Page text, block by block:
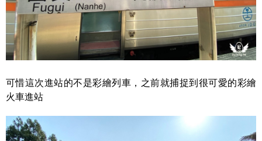
可惜這次進站的不是彩繪列車，之前就捕捉到很可愛的彩繪
火車進站